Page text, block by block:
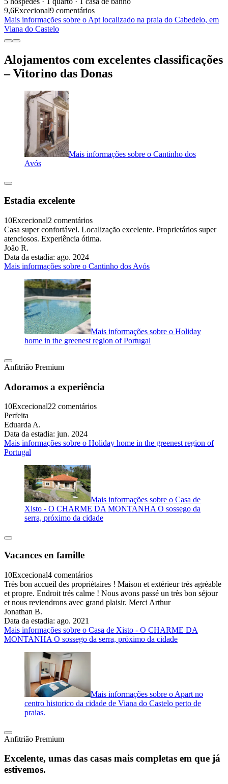
9,6Excecional9 comentários
Mais informações sobre o Apt localizado na praia do Cabedelo, em
Viana do Castelo
Alojamentos com excelentes classificações
– Vitorino das Donas
Mais informações sobre o Cantinho dos
Avós
Estadia excelente
10Excecional2 comentários
Casa super confortável. Localização excelente. Proprietários super
atenciosos. Experiência ótima.
João R.
Data da estadia: ago. 2024
Mais informações sobre o Cantinho dos Avós
Mais informações sobre o Holiday
home in the greenest region of Portugal
Anfitrião Premium
Adoramos a experiência
10Excecional22 comentários
Perfeita
Eduarda A.
Data da estadia: jun. 2024
Mais informações sobre o Holiday home in the greenest region of
Portugal
Mais informações sobre o Casa de
Xisto - O CHARME DA MONTANHA O sossego da
serra, próximo da cidade
Vacances en famille
10Excecional4 comentários
Très bon accueil des propriétaires ! Maison et extérieur trés agréable
et propre. Endroit trés calme ! Nous avons passé un très bon séjour
et nous reviendrons avec grand plaisir. Merci Arthur
Jonathan B.
Data da estadia: ago. 2021
Mais informações sobre o Casa de Xisto - O CHARME DA
MONTANHA O sossego da serra, próximo da cidade
Mais informações sobre o Apart no
centro historico da cidade de Viana do Castelo perto de
praias.
Anfitrião Premium
Excelente, umas das casas mais completas em que já
estivemos.